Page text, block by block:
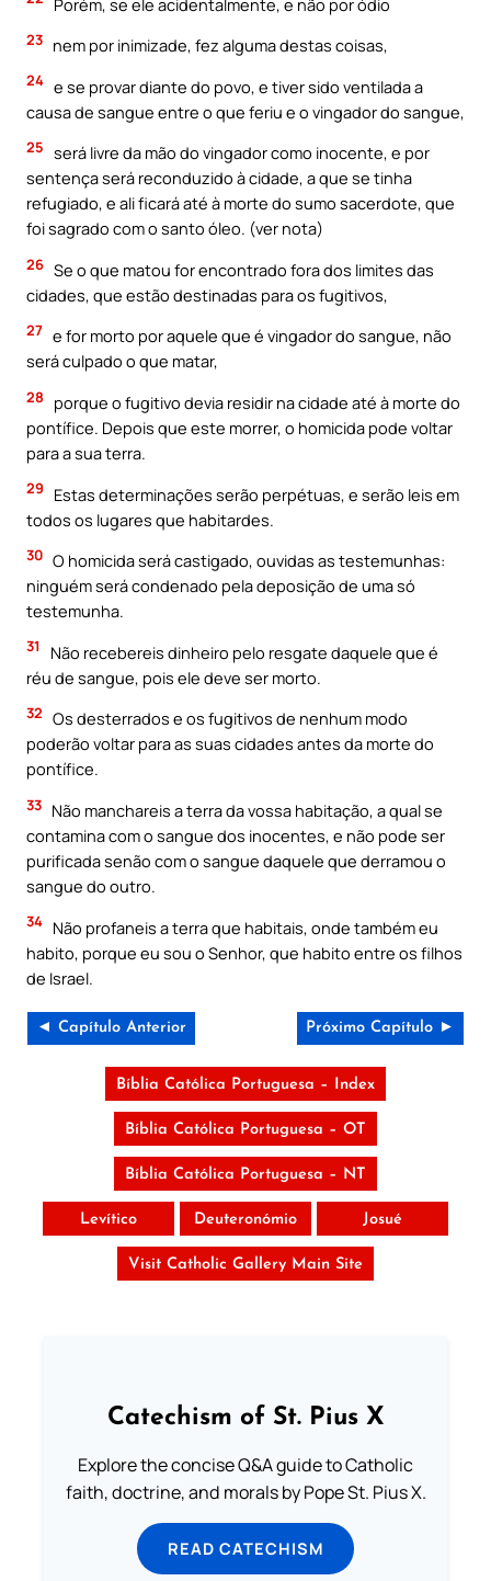
23 nem por inimizade, fez alguma destas coisas,
24 e se provar diante do povo, e tiver sido ventilada a
causa de sangue entre o que feriu e o vingador do sangue,
25 será livre da mão do vingador como inocente, e por
sentença será reconduzido à cidade, a que se tinha
refugiado, e ali ficará até à morte do sumo sacerdote, que
foi sagrado com o santo óleo. (ver nota)
26 Se o que matou for encontrado fora dos limites das
cidades, que estão destinadas para os fugitivos,
27 e for morto por aquele que é vingador do sangue, não
será culpado o que matar,
28
porque o fugitivo devia residir na cidade até à morte do
pontífice. Depois que este morrer, o homicida pode voltar
para a sua terra.
29
Estas determinações serão perpétuas, e serão leis em
todos os lugares que habitardes.
30 O homicida será castigado, ouvidas as testemunhas:
ninguém será condenado pela deposição de uma só
testemunha.
31
Não recebereis dinheiro pelo resgate daquele que é
réu de sangue, pois ele deve ser morto.
32 Os desterrados e os fugitivos de nenhum modo
poderão voltar para as suas cidades antes da morte do
pontífice.
33 Não manchareis a terra da vossa habitação, a qual se
contamina com o sangue dos inocentes, e não pode ser
purificada senão com o sangue daquele que derramou o
sangue do outro.
34 Não profaneis a terra que habitais, onde também eu
habito, porque eu sou o Senhor, que habito entre os filhos
de Israel.
◄ Capítulo Anterior Próximo Capítulo ►
Bíblia Católica Portuguesa – Index
Bíblia Católica Portuguesa – OT
Bíblia Católica Portuguesa – NT
Levítico Deuteronómio Josué
Visit Catholic Gallery Main Site
Catechism of St. Pius X
Explore the concise Q&A guide to Catholic
faith, doctrine, and morals by Pope St. Pius X.
READ CATECHISM